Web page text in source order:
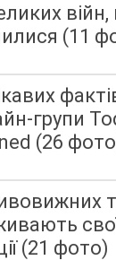
(11
групи
(26
(21 фото)